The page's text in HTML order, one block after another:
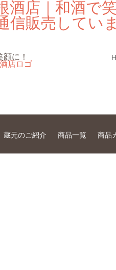
酒店｜和酒
信販売してい
に！
蔵元のご紹介 商品一覧 商品